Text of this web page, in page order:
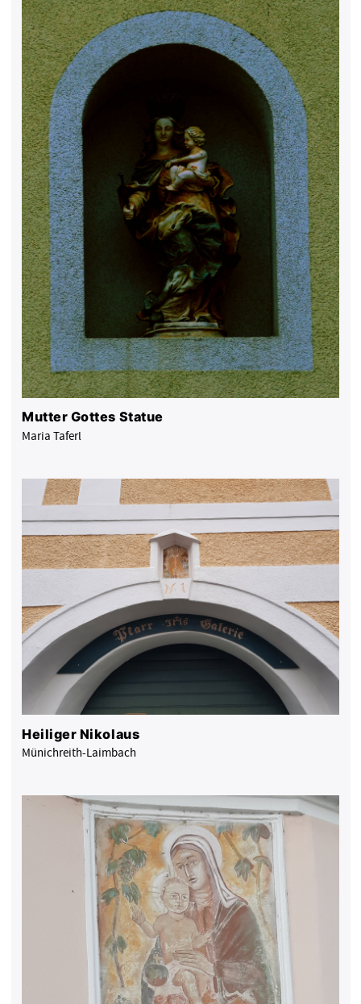
Mutter Gottes Statue
Maria Taferl
Heiliger Nikolaus
Münichreith-Laimbach